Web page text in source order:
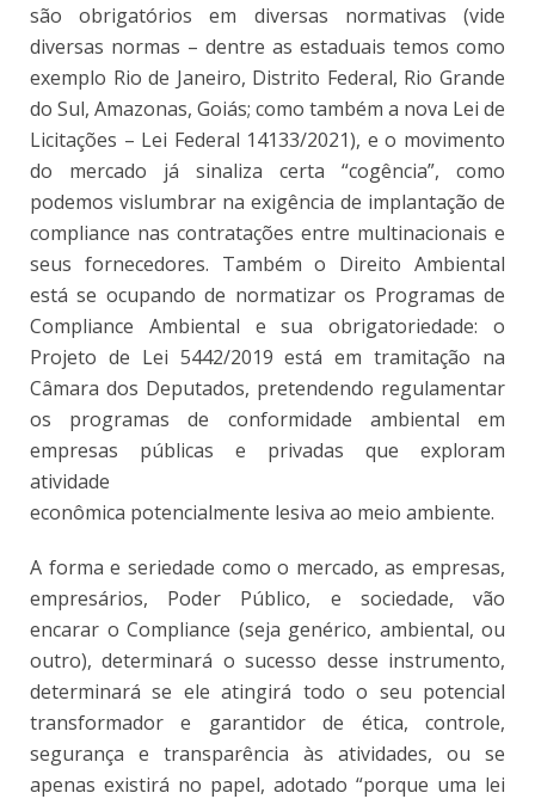
são obrigatórios em diversas normativas (vide
diversas normas – dentre as estaduais temos como
exemplo Rio de Janeiro, Distrito Federal, Rio Grande
do Sul, Amazonas, Goiás; como também a nova Lei de
Licitações – Lei Federal 14133/2021), e o movimento
do mercado já sinaliza certa “cogência”, como
podemos vislumbrar na exigência de implantação de
compliance nas contratações entre multinacionais e
seus fornecedores. Também o Direito Ambiental
está se ocupando de normatizar os Programas de
Compliance Ambiental e sua obrigatoriedade: o
Projeto de Lei 5442/2019 está em tramitação na
Câmara dos Deputados, pretendendo regulamentar
os programas de conformidade ambiental em
empresas públicas e privadas que exploram
atividade
econômica potencialmente lesiva ao meio ambiente.
A forma e seriedade como o mercado, as empresas,
empresários, Poder Público, e sociedade, vão
encarar o Compliance (seja genérico, ambiental, ou
outro), determinará o sucesso desse instrumento,
determinará se ele atingirá todo o seu potencial
transformador e garantidor de ética, controle,
segurança e transparência às atividades, ou se
apenas existirá no papel, adotado “porque uma lei